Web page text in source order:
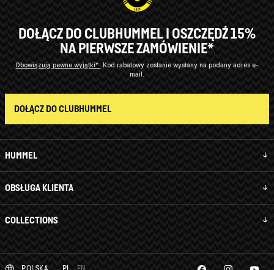
HUMMEL
OBSŁUGA KLIENTA
COLLECTIONS
DOŁĄCZ DO CLUBHUMMEL I OSZCZĘDŹ 15%
NA PIERWSZE ZAMÓWIENIE*
Obowiązują pewne wyjątki* Kod rabatowy zostanie wysłany na podany adres e-
mail.
DOŁĄCZ DO CLUBHUMMEL